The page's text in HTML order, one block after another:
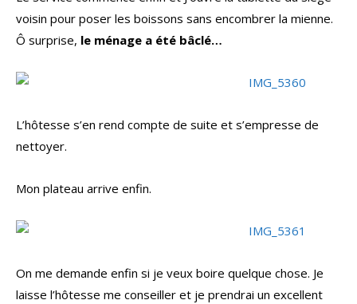
voisin pour poser les boissons sans encombrer la mienne.
Ô surprise, le ménage a été bâclé…
L’hôtesse s’en rend compte de suite et s’empresse de
nettoyer.
Mon plateau arrive enfin.
On me demande enfin si je veux boire quelque chose. Je
laisse l’hôtesse me conseiller et je prendrai un excellent